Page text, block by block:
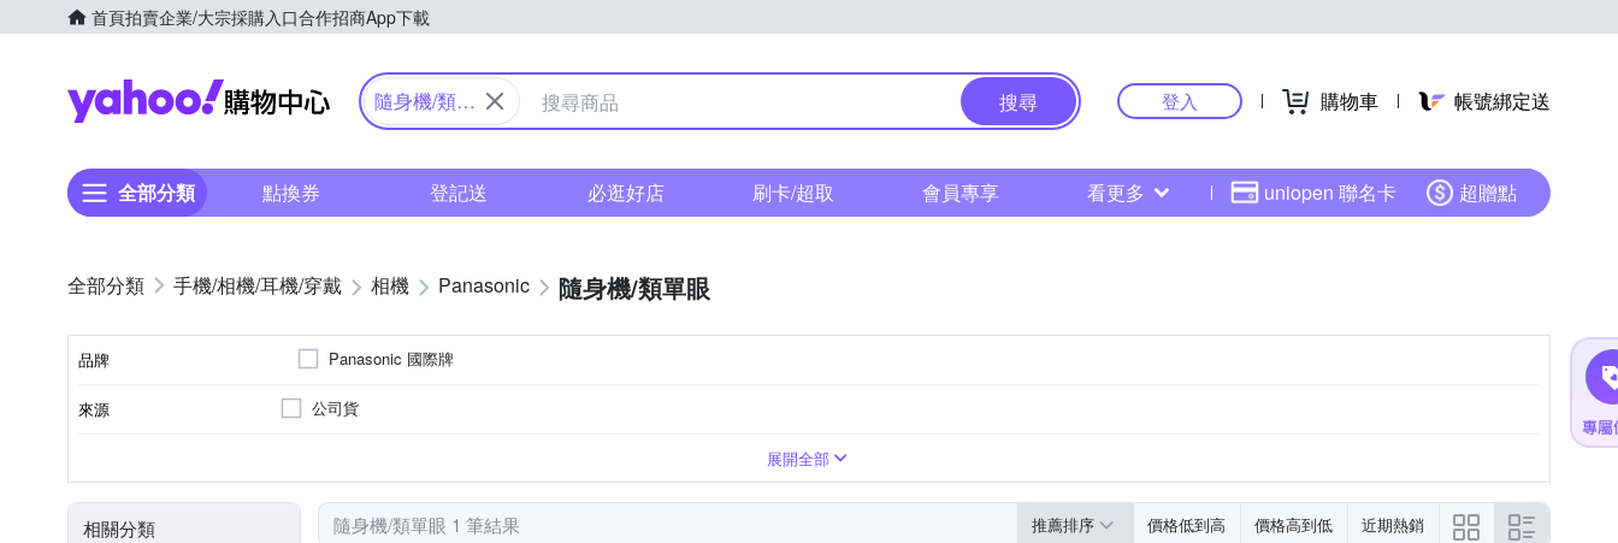
首頁拍賣企業/大宗採購入口合作招商App下載
Yahoo購物中心
隨身機/類單
搜尋 登入 購物車 帳號綁定送
全部分類 點換券 登記送 必逛好店 刷卡/超取 會員專享 看更多 uniopen 聯名卡 超贈點
手機/相機/耳機/穿戴 相機 Panasonic 隨身機/類單眼
品牌 Panasonic 國際牌
來源 公司貨
展開全部
相關分類 隨身機/類單眼 1 筆結果 推薦排序 價格低到高 價格高到低 近期熱銷